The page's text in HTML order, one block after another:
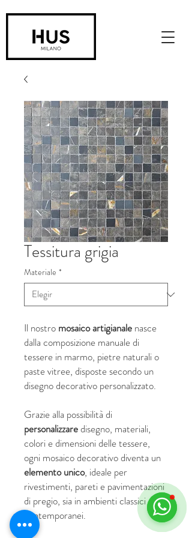
Tessitura grigia
Materiale *
Il nostro mosaico artigianale nasce
dalla composizione manuale di
tessere in marmo, pietre naturali o
paste vitree, disposte secondo un
disegno decorativo personalizzato.
Grazie alla possibilità di
personalizzaredisegno, materiali,
colori e dimensioni delle tessere,
ogni mosaico decorativo diventa un
elemento unico, ideale per
rivestimenti, pareti e pavimentazioni
di pregio, sia in ambienti classici che
contemporanei.